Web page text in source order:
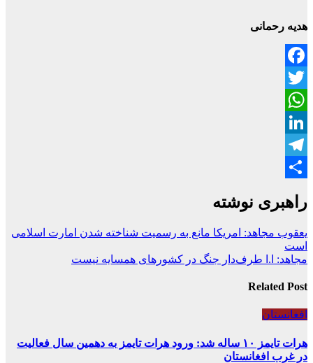
هدیه رحمانی
Facebook
Twitter
WhatsApp
LinkedIn
Telegram
راهبری نوشته
یعقوب مجاهد: امریکا مانع به رسمیت شناخته شدن امارت اسلامی
است
مجاهد: ا.ا طرف‌دار جنگ در کشورهای همسایه نیست
Related Post
افغانستان
هرات تایمز ۱۰ ساله شد: ورود هرات تایمز به دهمین سال فعالیت
در غرب افغانستان